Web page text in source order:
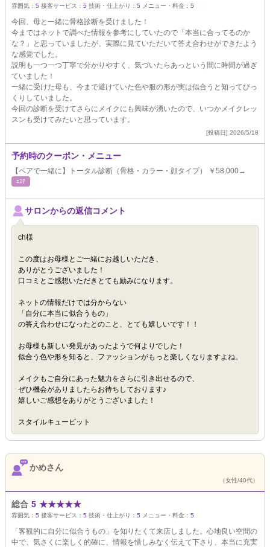
雰囲気： 5 接客サービス： 5 技術・仕上がり： 5 メニュー・料金： 5
今回、母と一緒に骨格診断を受けました！
今まではネットで調べた情報を参考にしていたので「本当に合ってるのか
な？」と思っていましたが、実際に見ていただいて答え合わせができたよう
な感覚でした。
説明も一つ一つ丁寧で分かりやすく、気づいたらあっという間に時間が過ぎ
ていました！
一緒に受けた母も、今まで避けていた色や服の形が実は似合うと知ってびっ
くりしていました。
今回の診断を受けてさらにメイクにも興味が湧いたので、いつかメイクレッ
スンも受けてみたいと思っています。
[投稿日] 2026/5/18
予約時のクーポン・メニュー
【ペアで一緒に】トータル診断（骨格・カラー・顔タイプ） ￥58,000→
ｴｽﾃ
サロンからの返信コメント
ch様
この度はお母様とご一緒にお越しいただき、
ありがとうございました！
口コミとご感想いただきとても励みになります。
ネットの情報だけでは分からない
「自分に本当に似合うもの」
の答え合わせになったとのこと、とても嬉しいです！！
お母様も新しい発見があったようで何よりでした！
似合う色や形を知ると、ファッションがもっと楽しくなりますよね。
メイクもご自分にあった魅力をさらに引き出せるので、
ぜひ機会がありましたらお待ちしております♪
嬉しいご感想をありがとうございました！
スタイルキューピット
かめさん
（女性/40代）
総合 5 ★★★★★
雰囲気： 5 接客サービス： 5 技術・仕上がり： 5 メニュー・料金： 5
「客観的に自分に似合うもの」を知りたくて来店しました。心地良い空間の
中で、気さくに楽しく的確に、情報を惜しみなく伝えて下さり、本当に充実